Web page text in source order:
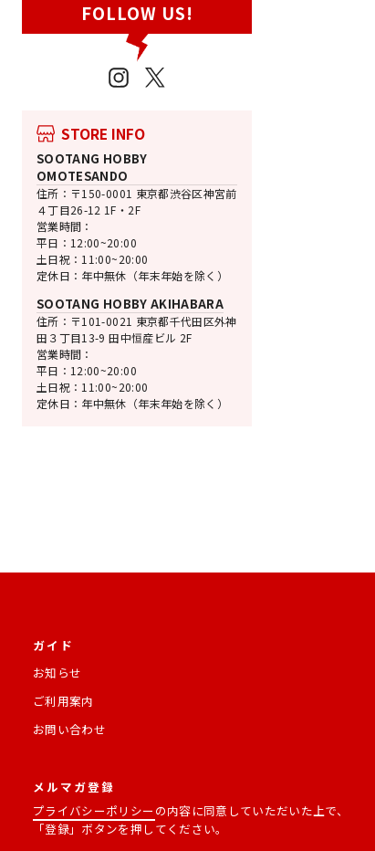
FOLLOW US!
Instagram
STORE INFO
SOOTANG HOBBY
OMOTESANDO
住所：〒150-0001 東京都渋谷区神宮前
４丁目26-12 1F・2F
営業時間：
平日：12:00~20:00
土日祝：11:00~20:00
定休日：年中無休（年末年始を除く）
SOOTANG HOBBY AKIHABARA
住所：〒101-0021 東京都千代田区外神
田３丁目13-9 田中恒産ビル 2F
営業時間：
平日：12:00~20:00
土日祝：11:00~20:00
定休日：年中無休（年末年始を除く）
ガイド
お知らせ
ご利用案内
お問い合わせ
メルマガ登録
プライバシーポリシー の内容に同意していただいた上で、
「登録」ボタンを押してください。